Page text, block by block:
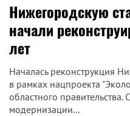
Нижегородскую
начали
лет
Началась реконструкция
в рамках нацпроекта
областного
модернизации...